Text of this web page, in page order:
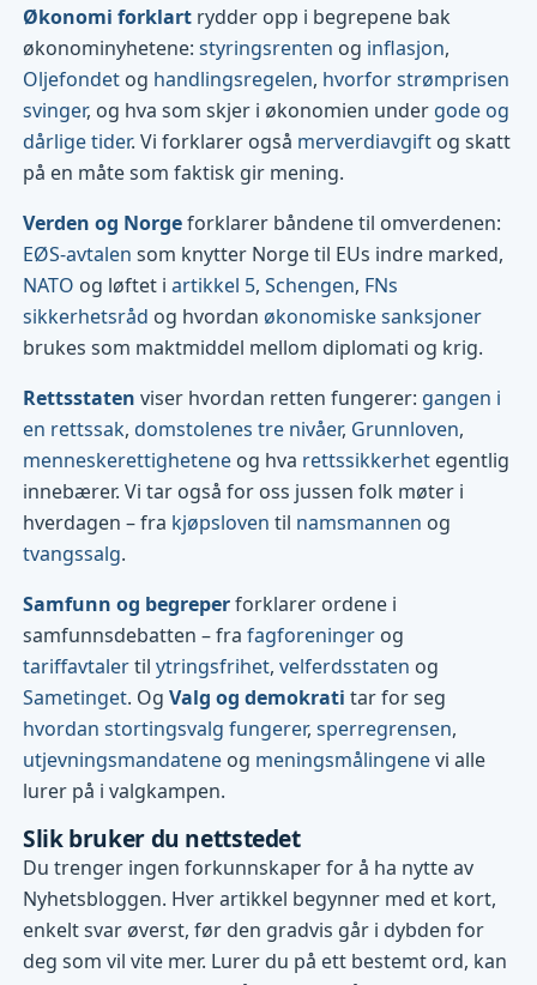
Økonomi forklart rydder opp i begrepene bak
økonominyhetene:styringsrenten og inflasjon,
Oljefondet og handlingsregelen, hvorfor strømprisen
svinger, og hva som skjer i økonomien under gode og
dårlige tider. Vi forklarer også merverdiavgift og skatt
på en måte som faktisk gir mening.
Verden og Norgeforklarer båndene til omverdenen:
EØS-avtalen som knytter Norge til EUs indre marked,
NATO og løftet iartikkel 5,Schengen, FNs
sikkerhetsråd og hvordan økonomiske sanksjoner
brukes som maktmiddel mellom diplomati og krig.
Rettsstaten viser hvordan retten fungerer: gangen i
en rettssak,domstolenes tre nivåer, Grunnloven,
menneskerettighetene og hva rettssikkerhet egentlig
innebærer. Vi tar også for oss jussen folk møter i
hverdagen – fra kjøpsloven til namsmannen og
tvangssalg.
Samfunn og begreperforklarer ordene i
samfunnsdebatten – frafagforeninger og
tariffavtalertilytringsfrihet,velferdsstaten og
Sametinget. OgValg og demokrati tar for seg
hvordan stortingsvalg fungerer,sperregrensen,
utjevningsmandatene og meningsmålingenevi alle
lurer på i valgkampen.
Slik bruker du nettstedet
Du trenger ingen forkunnskaper for å ha nytte av
Nyhetsbloggen. Hver artikkel begynner med et kort,
enkelt svar øverst, før den gradvis går i dybden for
deg som vil vite mer. Lurer du på ett bestemt ord, kan